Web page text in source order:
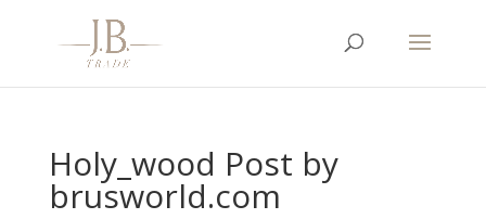
Holy_wood Post by
brusworld.com